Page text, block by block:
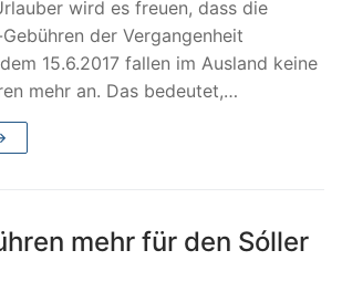
wird es freuen, dass die
der Vergangenheit
15.6.2017 fallen im Ausland keine
mehr an. Das bedeutet,…
mehr für den Sóller